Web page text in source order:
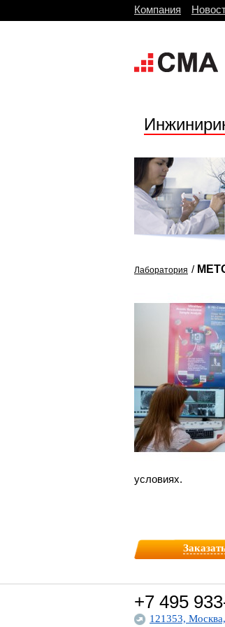
Компания
Лаборатория /
условиях.
+7 495
121353,